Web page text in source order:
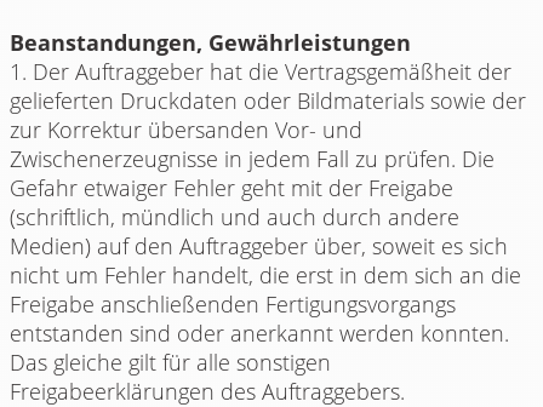
Beanstandungen, Gewährleistungen
1. Der Auftraggeber hat die Vertragsgemäßheit der
gelieferten Druckdaten oder Bildmaterials sowie der
zur Korrektur übersanden Vor- und
Zwischenerzeugnisse in jedem Fall zu prüfen. Die
Gefahr etwaiger Fehler geht mit der Freigabe
(schriftlich, mündlich und auch durch andere
Medien) auf den Auftraggeber über, soweit es sich
nicht um Fehler handelt, die erst in dem sich an die
Freigabe anschließenden Fertigungsvorgangs
entstanden sind oder anerkannt werden konnten.
Das gleiche gilt für alle sonstigen
Freigabeerklärungen des Auftraggebers.